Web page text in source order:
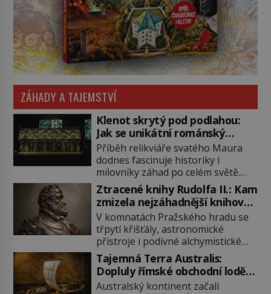
ZÁHADY A TAJEMSTVÍ
Klenot skrytý pod podlahou:
Jak se unikátní románský
poklad dostal do zapadlého
Bečova?
Příběh relikviáře svatého Maura
dodnes fascinuje historiky i
milovníky záhad po celém světě.
Tato románská zlatnická památka
ze 13. století je po českých
korunovačních klenotech druhým
nejcennějším movitým majetkem v
České republice. Přestože byl
klenot v roce 1985 po dramatickém
pátrání kriminalistů úspěšně
nalezen, jeho minulost stále
obestírá hustá mlha. Otázky, jak
Ztracené knihy Rudolfa II.: Kam
zmizela nejzáhadnější knihovna
Evropy?
V komnatách Pražského hradu se
třpytí křišťály, astronomické
přístroje i podivné alchymistické
rukopisy. Císař Rudolf II.
shromažďuje vše, co souvisí s
tajemstvím přírody, hvězd i
lidského poznání. Jenže po jeho
Tajemná Terra Australis:
Dopluly římské obchodní lodě
až do Austrálie?
Australský kontinent začali